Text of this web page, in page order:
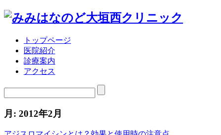
トップページ
医院紹介
診療案内
アクセス
月: 2012年2月